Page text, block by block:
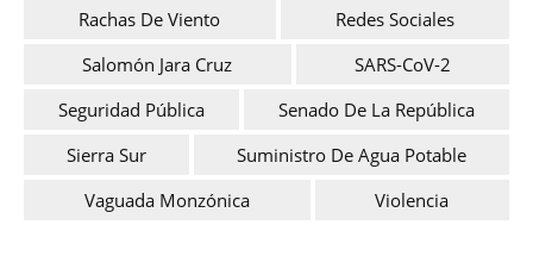
Rachas De Viento
Redes Sociales
Salomón Jara Cruz
SARS-CoV-2
Seguridad Pública
Senado De La República
Sierra Sur
Suministro De Agua Potable
Vaguada Monzónica
Violencia